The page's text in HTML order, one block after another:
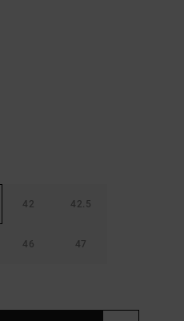
42 42.5
46 47